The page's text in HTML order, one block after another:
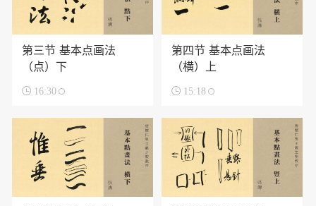
第三节 基本点画法
（点）下
 16:30
第四节 基本点画法
（横）上
 15:18